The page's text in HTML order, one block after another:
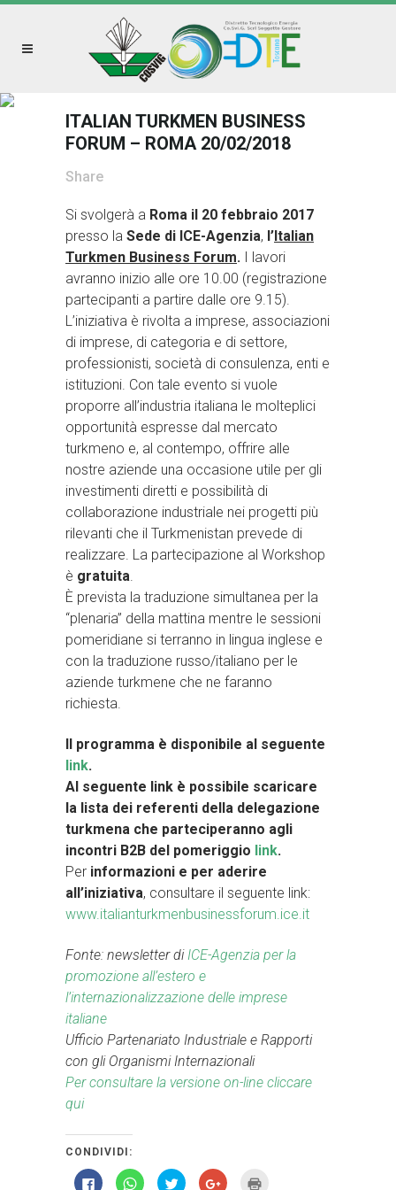
ITALIAN TURKMEN BUSINESS
FORUM – ROMA 20/02/2018
Share
Si svolgerà a Roma il 20 febbraio 2017
presso la Sede di ICE-Agenzia, l’Italian
Turkmen Business Forum. I lavori
avranno inizio alle ore 10.00 (registrazione
partecipanti a partire dalle ore 9.15).
L’iniziativa è rivolta a imprese, associazioni
di imprese, di categoria e di settore,
professionisti, società di consulenza, enti e
istituzioni. Con tale evento si vuole
proporre all’industria italiana le molteplici
opportunità espresse dal mercato
turkmeno e, al contempo, offrire alle
nostre aziende una occasione utile per gli
investimenti diretti e possibilità di
collaborazione industriale nei progetti più
rilevanti che il Turkmenistan prevede di
realizzare. La partecipazione al Workshop
è gratuita.
È prevista la traduzione simultanea per la
“plenaria” della mattina mentre le sessioni
pomeridiane si terranno in lingua inglese e
con la traduzione russo/italiano per le
aziende turkmene che ne faranno
richiesta.
Il programma è disponibile al seguente
link.
Al seguente link è possibile scaricare
la lista dei referenti della delegazione
turkmena che parteciperanno agli
incontri B2B del pomeriggio link.
Per informazioni e per aderire
all’iniziativa, consultare il seguente link:
www.italianturkmenbusinessforum.ice.it
Fonte: newsletter di ICE-Agenzia per la
promozione all’estero e
l’internazionalizzazione delle imprese
italiane
Ufficio Partenariato Industriale e Rapporti
con gli Organismi Internazionali
Per consultare la versione on-line cliccare
qui
CONDIVIDI:
Fai Fai Fai Fai